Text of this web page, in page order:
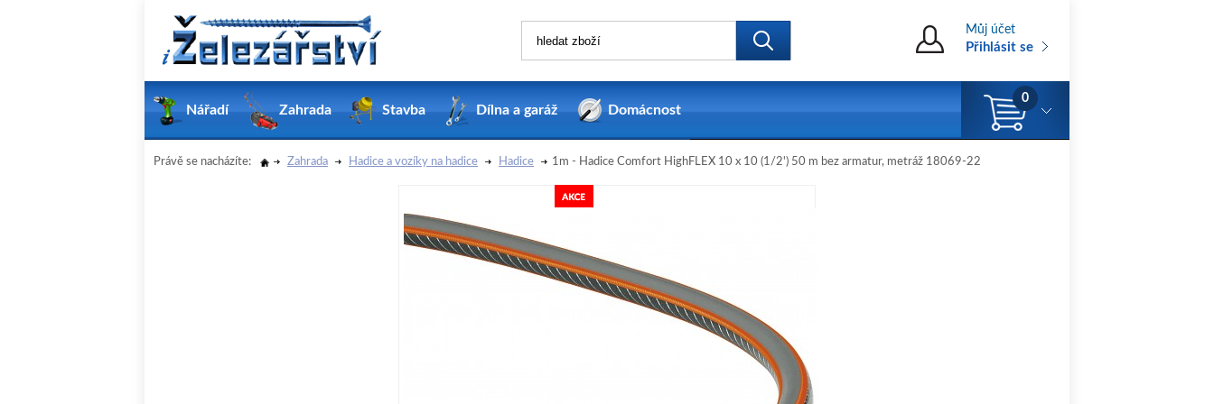
Můj účet
Přihlásit se
Nářadí Zahrada Stavba Dílna a garáž Domácnost
0
Právě se nacházíte: Zahrada Hadice a vozíky na hadice Hadice 1m - Hadice Comfort HighFLEX 10 x 10 (1/2') 50 m bez armatur, metráž 18069-22